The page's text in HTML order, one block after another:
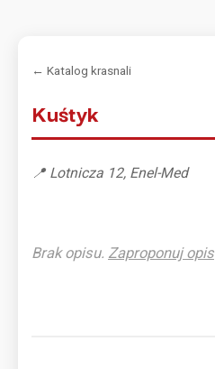
← Katalog krasnali
Kuśtyk
📍 Lotnicza 12, Enel-Med
Brak opisu. Zaproponuj opis